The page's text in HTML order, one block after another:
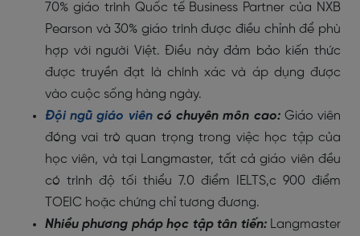
70% giáo trình Quốc tế Business Partner của NXB
Pearson và 30% giáo trình được điều chỉnh để phù
hợp với người Việt. Điều này đảm bảo kiến thức
được truyền đạt là chính xác và áp dụng được
vào cuộc sống hàng ngày.
Đội ngũ giáo viêncó chuyên môn cao:Giáo viên
đóng vai trò quan trọng trong việc học tập của
học viên, và tại Langmaster, tất cả giáo viên đều
có trình độ tối thiểu 7.0 điểm IELTS,c 900 điểm
TOEIC hoặc chứng chỉ tương đương.
Nhiều phương pháp học tập tân tiến: Langmaster